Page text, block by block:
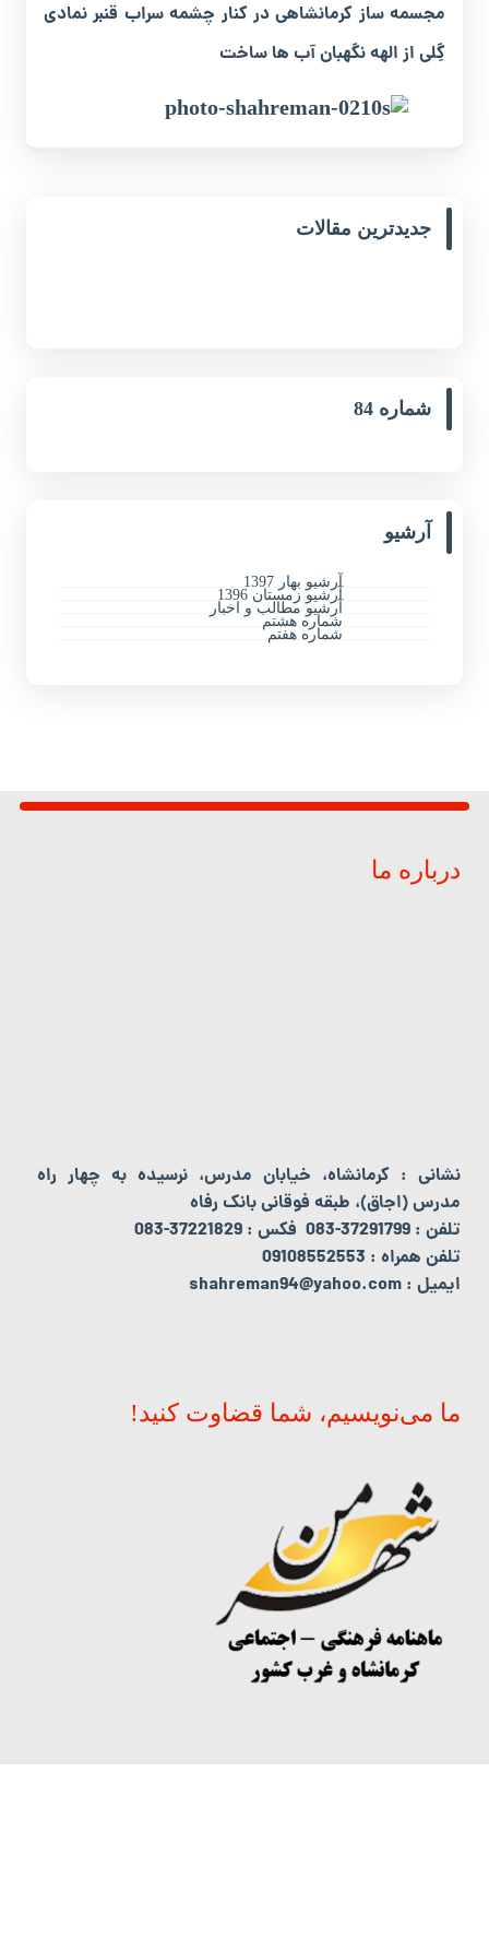
مجسمه ساز کرمانشاهی در کنار چشمه سراب قنبر نمادی
گِلی از الهه نگهبان آب ها ساخت
جدیدترین مقالات
شماره 84
آرشیو
آرشیو بهار 1397
آرشیو زمستان 1396
آرشیو مطالب و اخبار
شماره هشتم
شماره هفتم
درباره ما
نشانی : کرمانشاه، خیابان مدرس، نرسیده به چهار راه
مدرس (اجاق)، طبقه فوقانی بانک رفاه
تلفن : 37291799-083 فکس : 37221829-083
تلفن همراه : 09108552553
ایمیل : shahreman94@yahoo.com
ما می‌نویسیم، شما قضاوت کنید!